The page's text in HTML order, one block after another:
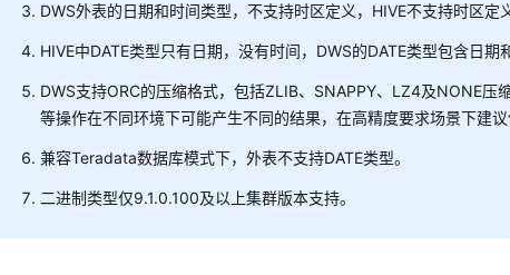
DWS外表的日期和时间类型，不支持时区定义，HIVE不支持时区定义
HIVE中DATE类型只有日期，没有时间，DWS的DATE类型包含日期
DWS支持ORC的压缩格式，包括ZLIB、SNAPPY、LZ4及NONE压
等操作在不同环境下可能产生不同的结果，在高精度要求场景下建议
兼容Teradata数据库模式下，外表不支持DATE类型。
二进制类型仅9.1.0.100及以上集群版本支持。